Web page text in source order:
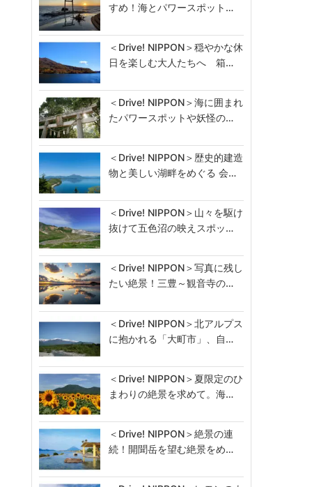
すめ！海とパワースポット…
＜Drive! NIPPON＞穏やかな休
日を楽しむ大人たちへ 箱…
＜Drive! NIPPON＞海に囲まれ
たパワースポットや妖怪の…
＜Drive! NIPPON＞歴史的建造
物と美しい湖畔をめぐる 会…
＜Drive! NIPPON＞山々を駆け
抜けて五色沼の映えスポッ…
＜Drive! NIPPON＞写真に残し
たい絶景！三豊～観音寺の…
＜Drive! NIPPON＞北アルプス
に抱かれる「大町市」、自…
＜Drive! NIPPON＞夏限定のひ
まわりの絶景を求めて。海…
＜Drive! NIPPON＞絶景の連
続！開聞岳を望む絶景をめ…